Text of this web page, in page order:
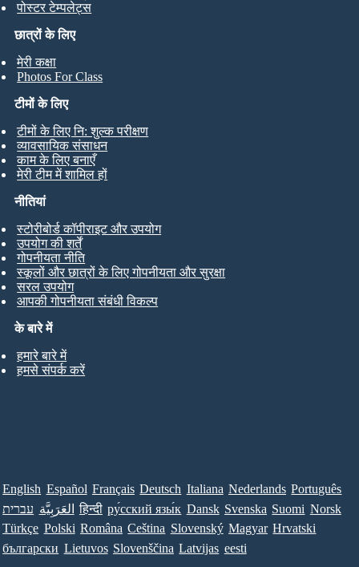
छात्रों के लिए
मेरी कक्षा
Photos For Class
पोस्टर टेम्पलेट्स
टीमों के लिए
टीमों के लिए नि: शुल्क परीक्षण
व्यावसायिक संसाधन
काम के लिए बनाएँ
मेरी टीम में शामिल हों
के बारे में
हमारे बारे में
हमसे संपर्क करें
नीतियां
स्टोरीबोर्ड कॉपीराइट और उपयोग
उपयोग की शर्तें
गोपनीयता नीति
स्कूलों और छात्रों के लिए गोपनीयता और सुरक्षा
सरल उपयोग
आपकी गोपनीयता संबंधी विकल्प
English Español Français Deutsch Italiana Nederlands Português
עברית العَرَبِيَّة हिन्दी ру́сский язы́к Dansk Svenska Suomi Norsk
Türkçe Polski Româna Ceština Slovenský Magyar Hrvatski
български Lietuvos Slovenščina Latvijas eesti